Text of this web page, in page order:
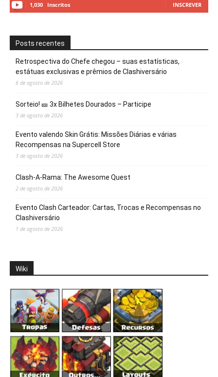
1,030 Inscritos INSCREVER
Posts recentes
Retrospectiva do Chefe chegou – suas estatísticas,
estátuas exclusivas e prêmios de Clashiversário
6 de agosto de 2026
Sorteio! 🎫 3x Bilhetes Dourados – Participe
3 de agosto de 2026
Evento valendo Skin Grátis: Missões Diárias e várias
Recompensas na Supercell Store
3 de agosto de 2026
Clash-A-Rama: The Awesome Quest
2 de agosto de 2026
Evento Clash Carteador: Cartas, Trocas e Recompensas no
Clashiversário
1 de agosto de 2026
Wiki